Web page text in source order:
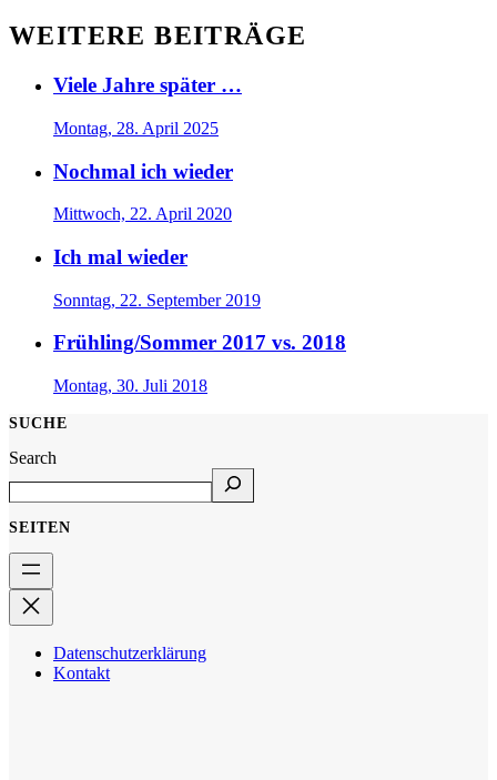
WEITERE BEITRÄGE
Viele Jahre später …
Montag, 28. April 2025
Nochmal ich wieder
Mittwoch, 22. April 2020
Ich mal wieder
Sonntag, 22. September 2019
Frühling/Sommer 2017 vs. 2018
Montag, 30. Juli 2018
SUCHE
Search
SEITEN
Datenschutzerklärung
Kontakt